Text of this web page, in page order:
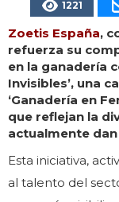
1221
Zoetis España,
refuerza su
en la ganadería
Invisibles’, una
‘Ganadería en
que reflejan la
actualmente
Esta iniciativa,
al talento del